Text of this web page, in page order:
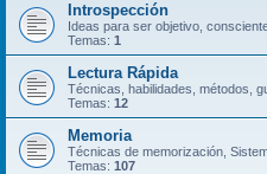
Introspección
Ideas para ser objetivo,
Temas: 1
Lectura Rápida
Técnicas, habilidades, métodos,
Temas: 12
Memoria
Técnicas de memorización,
Temas: 107